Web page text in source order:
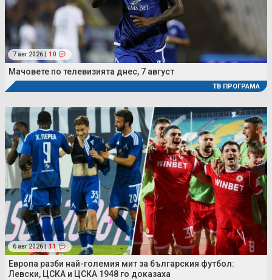
7 авг 2026 | 10
Мачовете по телевизията днес, 7 август
ТВ ПРОГРАМА
6 авг 2026 | 11
Европа разби най-големия мит за българския футбол:
Левски, ЦСКА и ЦСКА 1948 го доказаха